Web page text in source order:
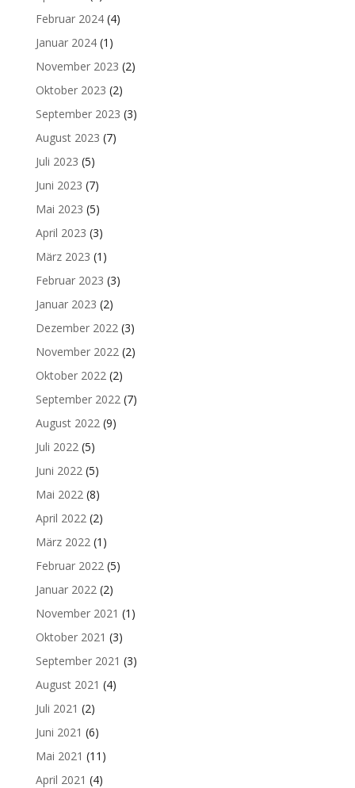
Februar 2024(4)
Januar 2024(1)
November 2023 (2)
Oktober 2023 (2)
September 2023 (3)
August 2023 (7)
Juli 2023 (5)
Juni 2023 (7)
Mai 2023 (5)
April 2023 (3)
März 2023 (1)
Februar 2023 (3)
Januar 2023 (2)
Dezember 2022(3)
November 2022(2)
Oktober 2022(2)
September 2022(7)
August 2022(9)
Juli 2022(5)
Juni 2022(5)
Mai 2022(8)
April 2022(2)
März 2022(1)
Februar 2022(5)
Januar 2022(2)
November 2021 (1)
Oktober 2021 (3)
September 2021 (3)
August 2021 (4)
Juli 2021 (2)
Juni 2021 (6)
Mai 2021 (11)
April 2021 (4)